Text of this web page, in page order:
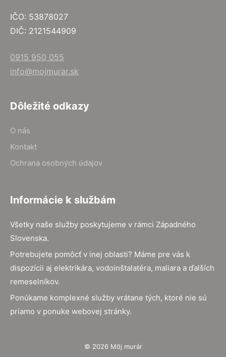
IČO: 53878027
DIČ: 2121544909
0915 950 055
info@mojmurar.sk
Dôležité odkazy
O nás
Kontakt
Ochrana osobných údajov
Informácie k službám
Všetky naše služby poskytujeme v rámci Západného
Slovenska.
Potrebujete pomôcť v inej oblasti? Máme pre vás k
dispozícii aj elektrikára, vodoinštalatéra, maliara a ďalších
remeselníkov.
Ponúkame komplexné služby vrátane tých, ktoré nie sú
priamo v ponuke webovej stránky.
© 2026 Môj murár